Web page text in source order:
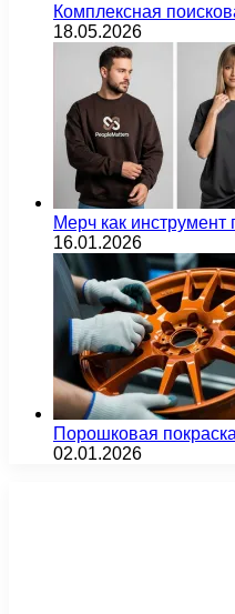
Комплексная
18.05.2026
Мерч как
16.01.2026
Порошковая
02.01.2026